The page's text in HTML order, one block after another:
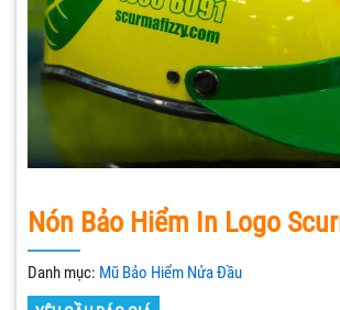
Nón Bảo Hiểm In Logo
Danh mục: Mũ Bảo Hiểm Nửa Đầu